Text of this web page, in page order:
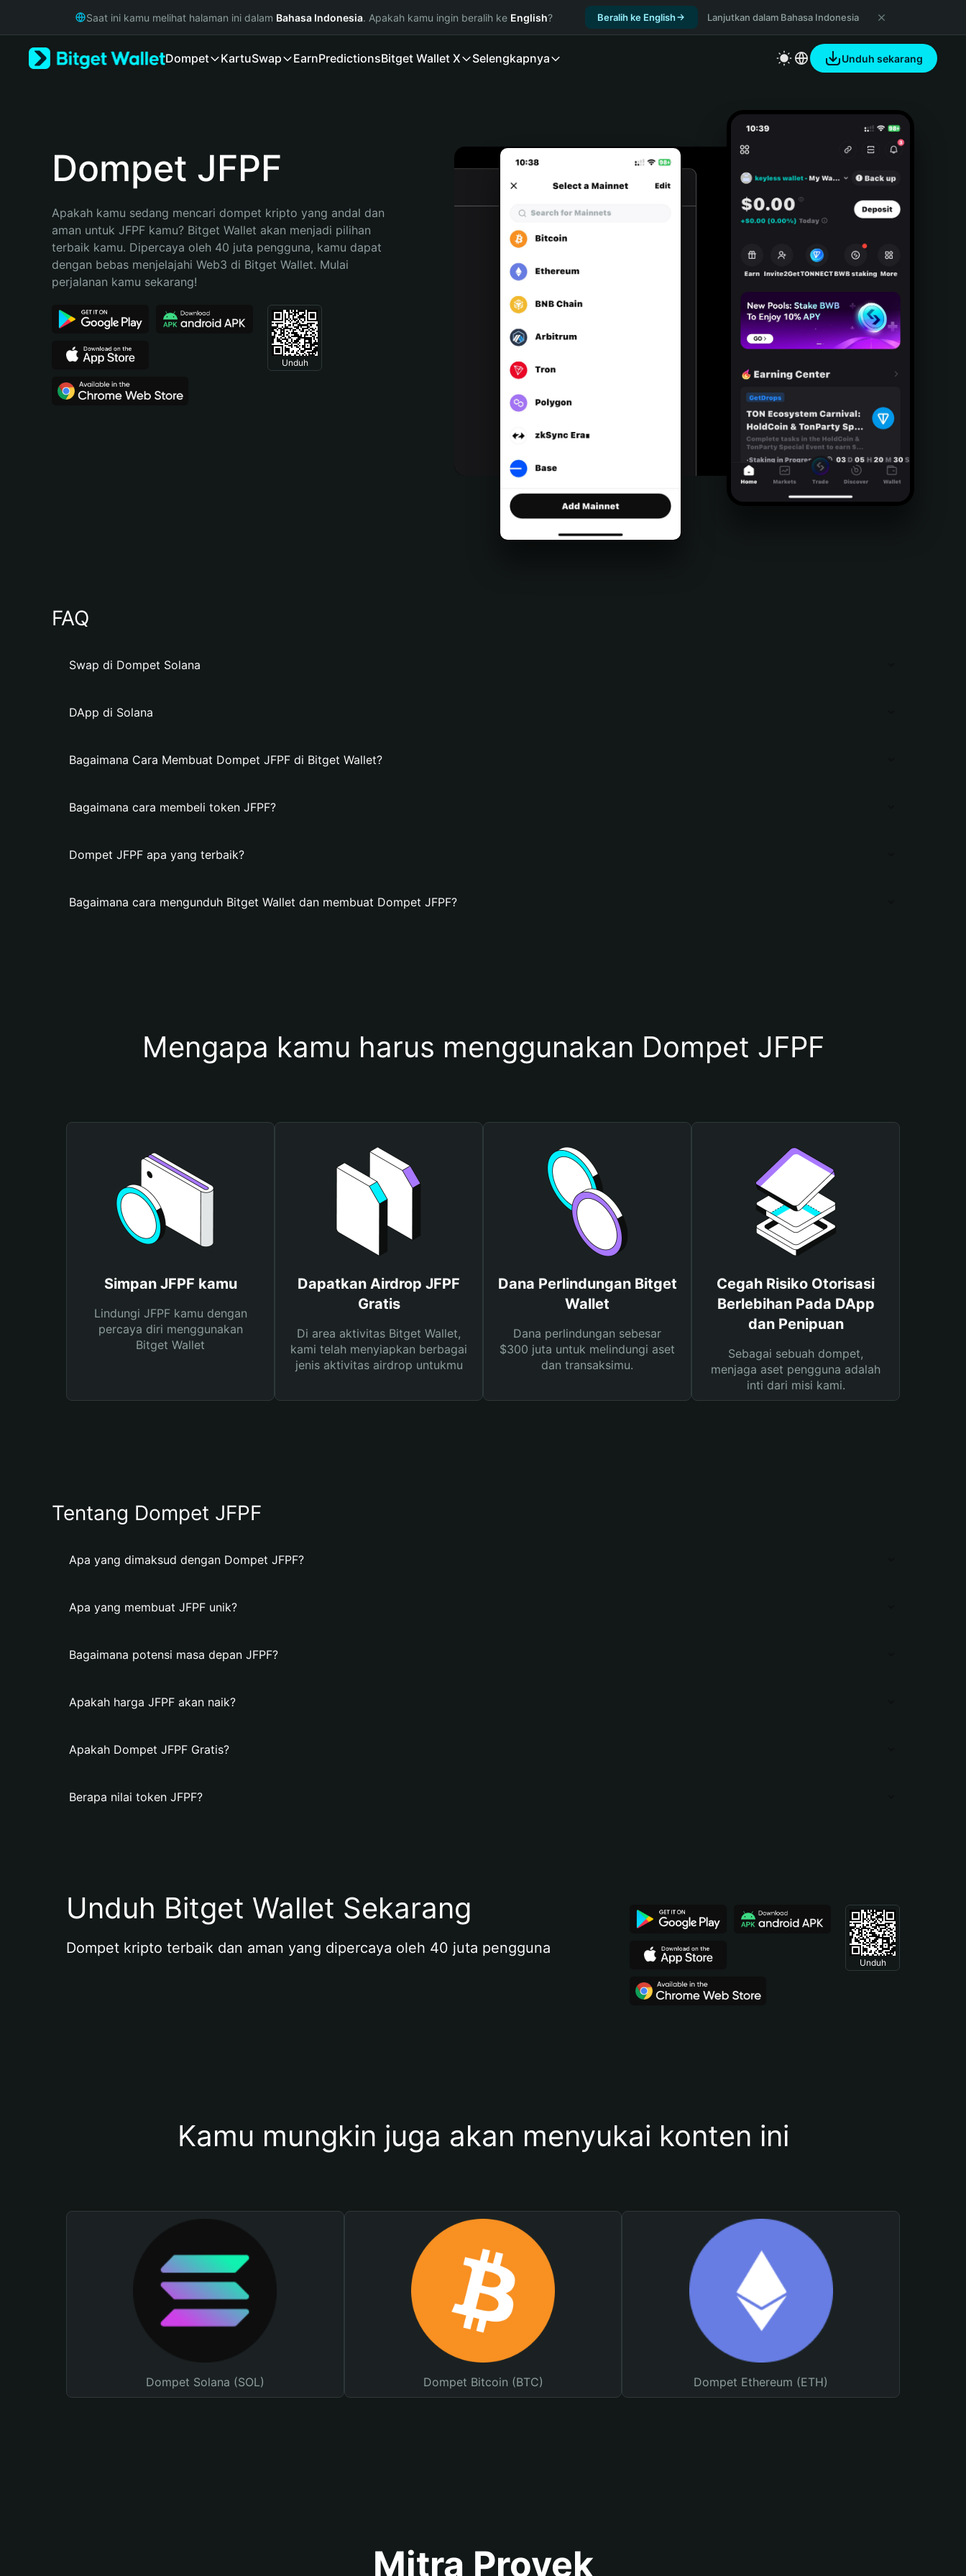
Русский
Bahasa Indonesia
Español (Argentina)
Saat ini kamu melihat halaman ini dalam Bahasa Indonesia. Apakah kamu ingin beralih ke English? Beralih ke English Lanjutkan dalam Bahasa Indonesia
Dompet KartuSwap EarnPredictionsBitget Wallet X Selengkapnya Unduh sekarang
Dompet JFPF
Apakah kamu sedang mencari dompet kripto yang andal dan
aman untuk JFPF kamu? Bitget Wallet akan menjadi pilihan
terbaik kamu. Dipercaya oleh 40 juta pengguna, kamu dapat
dengan bebas menjelajahi Web3 di Bitget Wallet. Mulai
perjalanan kamu sekarang!
Unduh
FAQ
Swap di Dompet Solana
DApp di Solana
Bagaimana Cara Membuat Dompet JFPF di Bitget Wallet?
Bagaimana cara membeli token JFPF?
Dompet JFPF apa yang terbaik?
Bagaimana cara mengunduh Bitget Wallet dan membuat Dompet JFPF?
Mengapa kamu harus menggunakan Dompet JFPF
Simpan JFPF kamu
Lindungi JFPF kamu dengan
percaya diri menggunakan
Bitget Wallet
Dapatkan Airdrop JFPF
Gratis
Di area aktivitas Bitget Wallet,
kami telah menyiapkan berbagai
jenis aktivitas airdrop untukmu
Dana Perlindungan Bitget
Wallet
Dana perlindungan sebesar
$300 juta untuk melindungi aset
dan transaksimu.
Cegah Risiko Otorisasi
Berlebihan Pada DApp
dan Penipuan
Sebagai sebuah dompet,
menjaga aset pengguna adalah
inti dari misi kami.
Tentang Dompet JFPF
Apa yang dimaksud dengan Dompet JFPF?
Apa yang membuat JFPF unik?
Bagaimana potensi masa depan JFPF?
Apakah harga JFPF akan naik?
Apakah Dompet JFPF Gratis?
Berapa nilai token JFPF?
Unduh Bitget Wallet Sekarang
Dompet kripto terbaik dan aman yang dipercaya oleh 40 juta pengguna
Unduh
Kamu mungkin juga akan menyukai konten ini
Dompet Solana (SOL) Dompet Bitcoin (BTC) Dompet Ethereum (ETH)
Mitra Proyek